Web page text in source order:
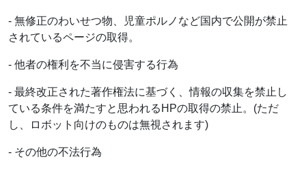
- 無修正のわいせつ物、児童ポルノなど国内で公開が禁止
されているページの取得。
- 他者の権利を不当に侵害する行為
- 最終改正された著作権法に基づく、情報の収集を禁止し
ている条件を満たすと思われるHPの取得の禁止。(ただ
し、ロボット向けのものは無視されます)
- その他の不法行為